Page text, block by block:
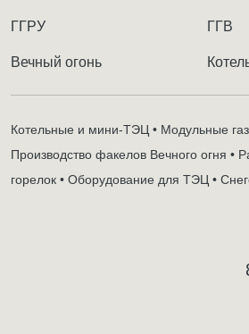
ГГРУ ГГВ
Вечный огонь
Котельные и мини-ТЭЦ • Модульные
Производство факелов Вечного огня •
горелок • Оборудование для ТЭЦ •